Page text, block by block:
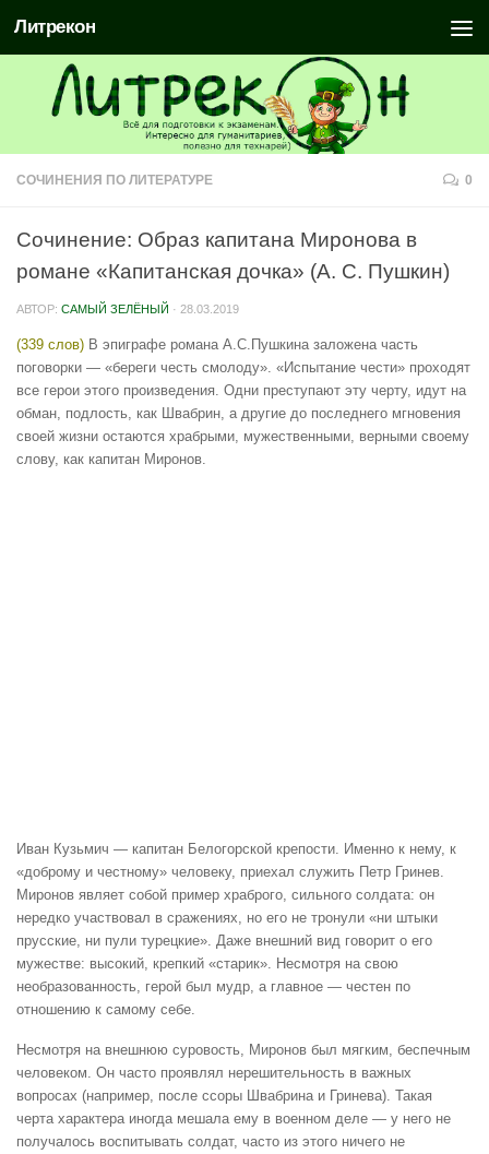
Литрекон
СОЧИНЕНИЯ ПО ЛИТЕРАТУРЕ 0
Сочинение: Образ капитана Миронова в
романе «Капитанская дочка» (А. С. Пушкин)
АВТОР: САМЫЙ ЗЕЛЁНЫЙ · 28.03.2019
(339 слов) В эпиграфе романа А.С.Пушкина заложена часть
поговорки — «береги честь смолоду». «Испытание чести» проходят
все герои этого произведения. Одни преступают эту черту, идут на
обман, подлость, как Швабрин, а другие до последнего мгновения
своей жизни остаются храбрыми, мужественными, верными своему
слову, как капитан Миронов.
Иван Кузьмич — капитан Белогорской крепости. Именно к нему, к
«доброму и честному» человеку, приехал служить Петр Гринев.
Миронов являет собой пример храброго, сильного солдата: он
нередко участвовал в сражениях, но его не тронули «ни штыки
прусские, ни пули турецкие». Даже внешний вид говорит о его
мужестве: высокий, крепкий «старик». Несмотря на свою
необразованность, герой был мудр, а главное — честен по
отношению к самому себе.
Несмотря на внешнюю суровость, Миронов был мягким, беспечным
человеком. Он часто проявлял нерешительность в важных
вопросах (например, после ссоры Швабрина и Гринева). Такая
черта характера иногда мешала ему в военном деле — у него не
получалось воспитывать солдат, часто из этого ничего не